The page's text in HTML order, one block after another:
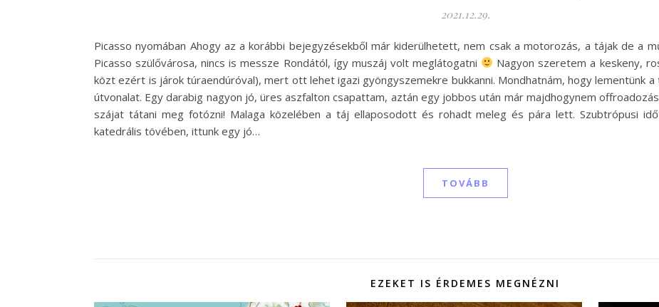
2021.12.29.
Picasso nyomában Ahogy az a korábbi bejegyzésekből már kiderülhetett, nem csak a motorozás, a tájak de a
Picasso szülővárosa, nincs is messze Rondától, így muszáj volt meglátogatni
Nagyon szeretem a keskeny,
közt ezért is járok túraendúróval), mert ott lehet igazi gyöngyszemekre bukkanni. Mondhatnám, hogy lementünk
útvonalat. Egy darabig nagyon jó, üres aszfalton csapattam, aztán egy jobbos után már majdhogynem
szájat tátani meg fotózni! Malaga közelében a táj ellaposodott és rohadt meleg és pára lett. Szubtrópusi
katedrális tövében, ittunk egy jó…
TOVÁBB
EZEKET IS ÉRDEMES MEGNÉZNI